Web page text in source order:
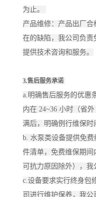
为止。
产品维修：产品出厂
在的缺陷，我公司负
提供技术咨询和服务。
3.售后服务承诺
a.明确售后服务的优惠
内在 24~36 小时（省
满后，明确例行维保时
b. 水泵类设备提供免
件清单，免费维保期
可抗力原因除外），
c.设备要求实行终身包
司进行维护保养，我公